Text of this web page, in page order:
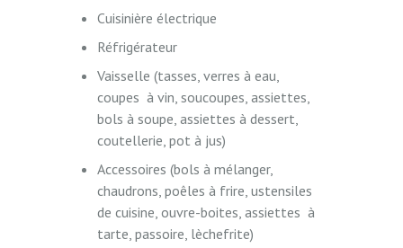
Cuisinière électrique
Réfrigérateur
Vaisselle (tasses, verres à eau,
coupes à vin, soucoupes, assiettes,
bols à soupe, assiettes à dessert,
coutellerie, pot à jus)
Accessoires (bols à mélanger,
chaudrons, poêles à frire, ustensiles
de cuisine, ouvre-boites, assiettes à
tarte, passoire, lèchefrite)